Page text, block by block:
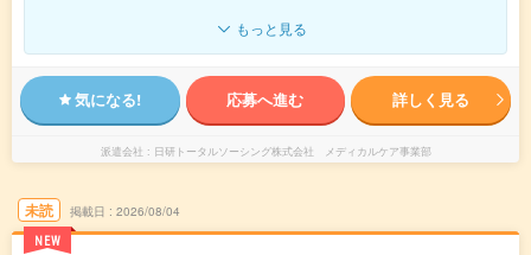
もっと見る
気になる! 応募へ進む 詳しく見る
派遣会社 日研トータルソーシング株式会社 メディカルケア事業部
未読
NEW
掲載日 2026/08/04